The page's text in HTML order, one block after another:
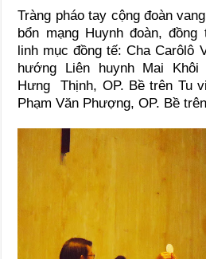
Tràng pháo tay cộng đoàn
bổn mạng Huynh đoàn,
linh mục đồng tế: Cha Carôlô
hướng Liên huynh Mai
Hưng Thịnh, OP. Bề trên Tu
Phạm Văn Phượng, OP. Bề